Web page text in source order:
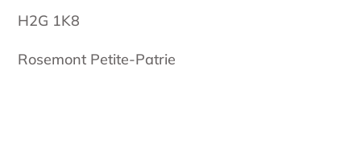
H2G 1K8
Rosemont Petite-Patrie